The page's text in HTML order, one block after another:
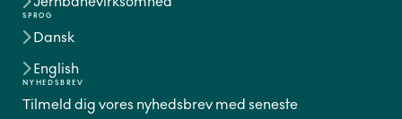
SPROG
Dansk
English
NYHEDSBREV
Tilmeld dig vores nyhedsbrev med seneste